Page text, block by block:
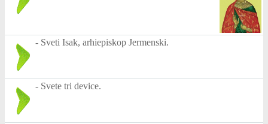
- Sveti Isak, arhiepiskop Jermenski.
- Svete tri device.